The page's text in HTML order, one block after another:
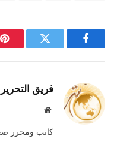
فيسبوك تويتر
فريق التحرير
موقع
كاتب ومحرر